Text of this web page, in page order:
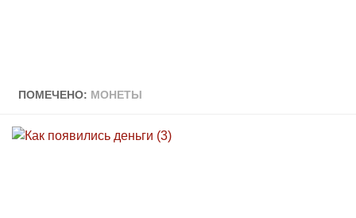
ПОМЕЧЕНО: МОНЕТЫ